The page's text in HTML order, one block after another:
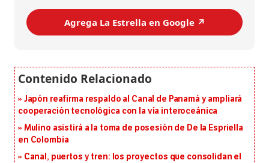
Agrega La Estrella en Google ↗️
Japón reafirma respaldo al Canal de Panamá y ampliará
cooperación tecnológica con la vía interoceánica
Mulino asistirá a la toma de posesión de De la Espriella
en Colombia
Canal, puertos y tren: los proyectos que consolidan el